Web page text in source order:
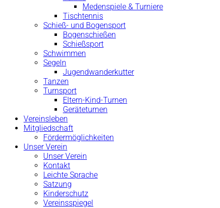
Medenspiele & Turniere
Tischtennis
Schieß- und Bogensport
Bogenschießen
Schießsport
Schwimmen
Segeln
Jugendwanderkutter
Tanzen
Turnsport
Eltern-Kind-Turnen
Geräteturnen
Vereinsleben
Mitgliedschaft
Fördermöglichkeiten
Unser Verein
Unser Verein
Kontakt
Leichte Sprache
Satzung
Kinderschutz
Vereinsspiegel